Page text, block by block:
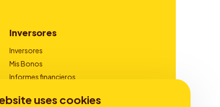
uses cookies
Inversores
Inversores
Mis Bonos
Informes financieros